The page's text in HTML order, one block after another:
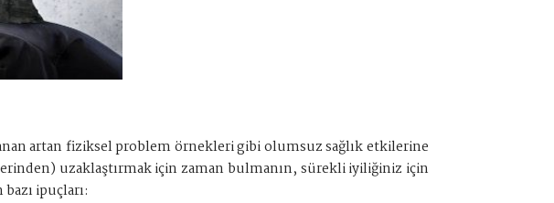
artan fiziksel problem örnekleri gibi olumsuz sağlık etkilerine
uzaklaştırmak için zaman bulmanın, sürekli iyiliğiniz için
ipuçları: